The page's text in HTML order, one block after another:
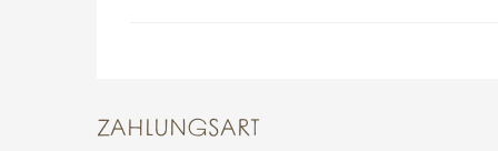
ZAHLUNGSART